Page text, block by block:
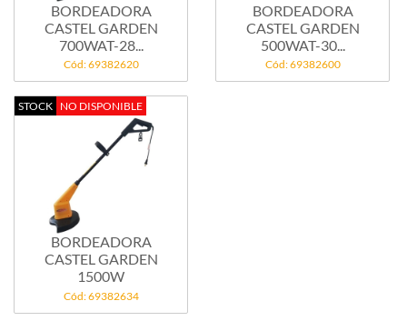
BORDEADORA
CASTEL GARDEN
700WAT-28...
Cód: 69382620
BORDEADORA
CASTEL GARDEN
500WAT-30...
Cód: 69382600
STOCK NO DISPONIBLE
BORDEADORA
CASTEL GARDEN
1500W
Cód: 69382634